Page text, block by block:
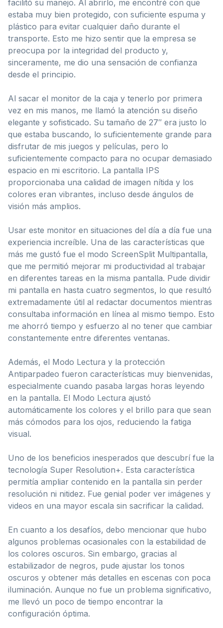
facilitó su manejo. Al abrirlo, me encontré con que
estaba muy bien protegido, con suficiente espuma y
plástico para evitar cualquier daño durante el
transporte. Esto me hizo sentir que la empresa se
preocupa por la integridad del producto y,
sinceramente, me dio una sensación de confianza
desde el principio.
Al sacar el monitor de la caja y tenerlo por primera
vez en mis manos, me llamó la atención su diseño
elegante y sofisticado. Su tamaño de 27″ era justo lo
que estaba buscando, lo suficientemente grande para
disfrutar de mis juegos y películas, pero lo
suficientemente compacto para no ocupar demasiado
espacio en mi escritorio. La pantalla IPS
proporcionaba una calidad de imagen nítida y los
colores eran vibrantes, incluso desde ángulos de
visión más amplios.
Usar este monitor en situaciones del día a día fue una
experiencia increíble. Una de las características que
más me gustó fue el modo ScreenSplit Multipantalla,
que me permitió mejorar mi productividad al trabajar
en diferentes tareas en la misma pantalla. Pude dividir
mi pantalla en hasta cuatro segmentos, lo que resultó
extremadamente útil al redactar documentos mientras
consultaba información en línea al mismo tiempo. Esto
me ahorró tiempo y esfuerzo al no tener que cambiar
constantemente entre diferentes ventanas.
Además, el Modo Lectura y la protección
Antiparpadeo fueron características muy bienvenidas,
especialmente cuando pasaba largas horas leyendo
en la pantalla. El Modo Lectura ajustó
automáticamente los colores y el brillo para que sean
más cómodos para los ojos, reduciendo la fatiga
visual.
Uno de los beneficios inesperados que descubrí fue la
tecnología Super Resolution+. Esta característica
permitía ampliar contenido en la pantalla sin perder
resolución ni nitidez. Fue genial poder ver imágenes y
videos en una mayor escala sin sacrificar la calidad.
En cuanto a los desafíos, debo mencionar que hubo
algunos problemas ocasionales con la estabilidad de
los colores oscuros. Sin embargo, gracias al
estabilizador de negros, pude ajustar los tonos
oscuros y obtener más detalles en escenas con poca
iluminación. Aunque no fue un problema significativo,
me llevó un poco de tiempo encontrar la
configuración óptima.